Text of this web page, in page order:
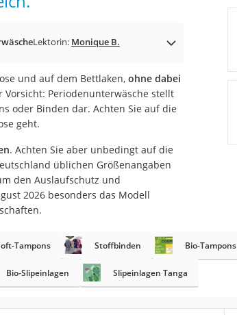
Lektorin: Monique B.
und auf dem Bettlaken, ohne dabei
Vorsicht: Periodenunterwäsche stellt
oder Binden dar. Achten Sie auf die
geht.
. Achten Sie aber unbedingt auf die
üblichen Größenangaben
den Auslaufschutz und
2026 besonders das Modell
Tampons Stoffbinden Bio-Tampons
Bio-Slipeinlagen Slipeinlagen Tanga